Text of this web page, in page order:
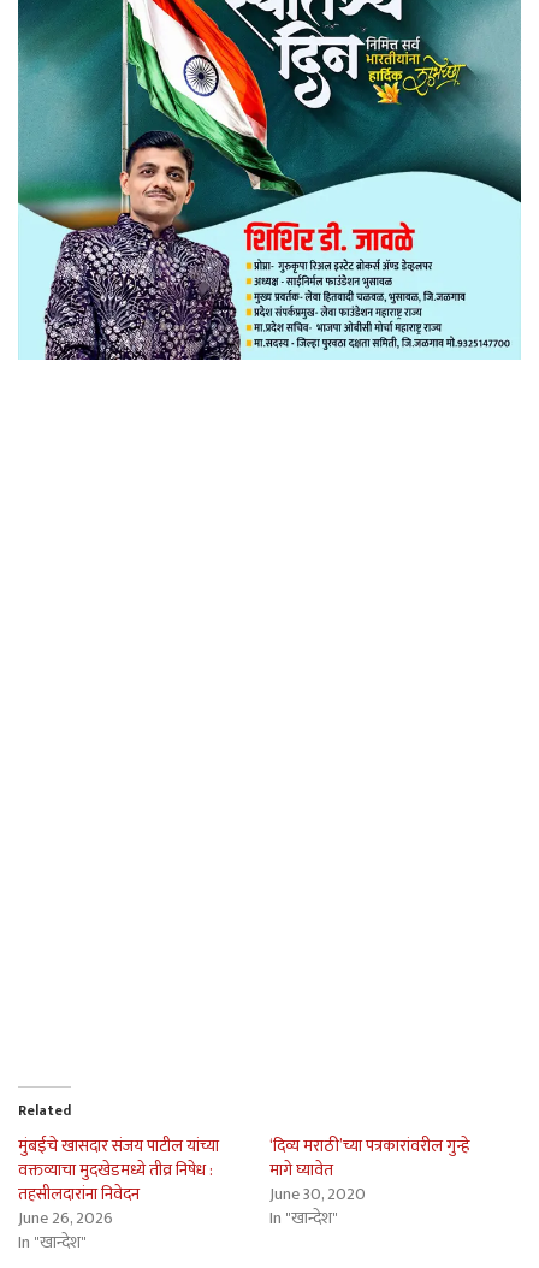
Related
मुंबईचे खासदार संजय पाटील यांच्या
वक्तव्याचा मुदखेडमध्ये तीव्र निषेध :
तहसीलदारांना निवेदन
June 26, 2026
In "खान्देश"
‘दिव्य मराठी’च्या पत्रकारांवरील गुन्हे
मागे घ्यावेत
June 30, 2020
In "खान्देश"